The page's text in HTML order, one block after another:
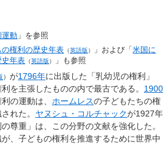
運動 」を参照
権利の歴史年表 （英語版） 」および「米国に
史年表 （英語版） 」も参照
） が1796年に出版した「乳幼児の権利」
を主張したものの内で最古である。 1900
の運動は、 ホームレスの子どもたちの権
れた。 ヤヌシュ・コルチャックが1927年
尊重」は、この分野の文献を強化した。
、子どもの権利を推進するために世界中